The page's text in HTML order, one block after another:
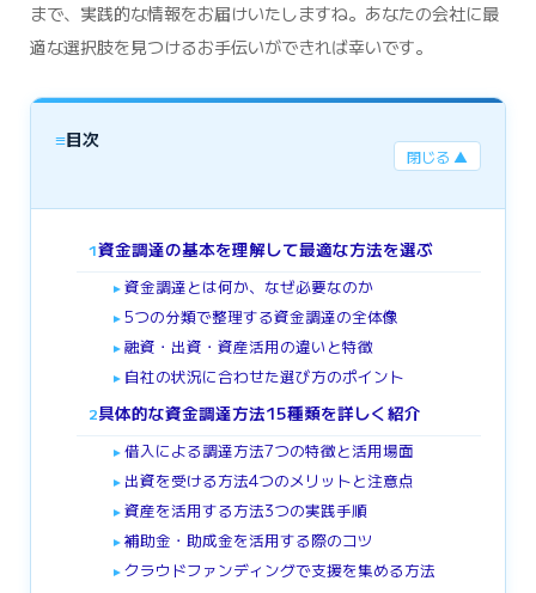
まで、実践的な情報をお届けいたしますね。あなたの会社に最
適な選択肢を見つけるお手伝いができれば幸いです。
≡目次
閉じる ▲
1資金調達の基本を理解して最適な方法を選ぶ
► 資金調達とは何か、なぜ必要なのか
► 5つの分類で整理する資金調達の全体像
► 融資・出資・資産活用の違いと特徴
► 自社の状況に合わせた選び方のポイント
2具体的な資金調達方法15種類を詳しく紹介
► 借入による調達方法7つの特徴と活用場面
► 出資を受ける方法4つのメリットと注意点
► 資産を活用する方法3つの実践手順
► 補助金・助成金を活用する際のコツ
► クラウドファンディングで支援を集める方法